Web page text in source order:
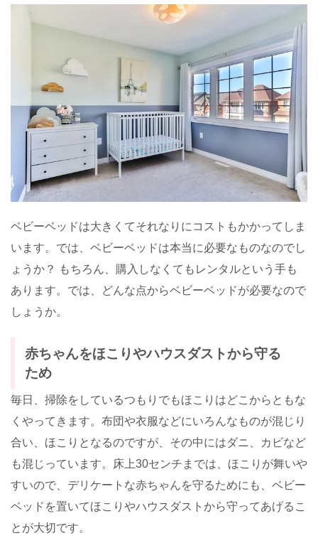
ベビーベッドは大きくてそれなりにコストもかかってしま
います。では、ベビーベッドは本当に必要なものなのでし
ょうか？ もちろん、購入しなくてもレンタルという手も
あります。では、どんな点からベビーベッドが必要なので
しょうか。
赤ちゃんをほこりやハウスダストから守る
ため
毎日、掃除をしているつもりでもほこりはどこからともな
くやってきます。布団や衣服などにいろんなものが混じり
合い、ほこりとなるのですが、その中にはダニ、カビなど
も混じっています。床上30センチまでは、ほこりが舞いや
すいので、デリケートな赤ちゃんを守るためにも、ベビー
ベッドを置いてほこりやハウスダストから守ってあげるこ
とが大切です。